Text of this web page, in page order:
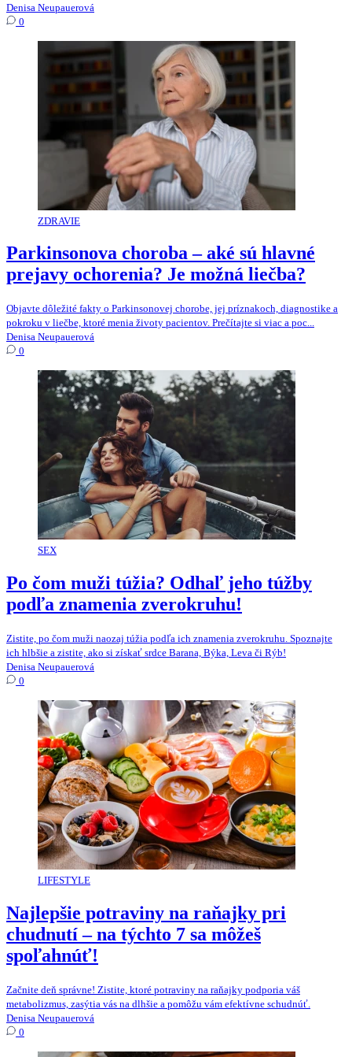
Denisa Neupauerová
0
ZDRAVIE
Parkinsonova choroba – aké sú hlavné
prejavy ochorenia? Je možná liečba?
Objavte dôležité fakty o Parkinsonovej chorobe, jej príznakoch, diagnostike a
pokroku v liečbe, ktoré menia životy pacientov. Prečítajte si viac a poc...
Denisa Neupauerová
0
SEX
Po čom muži túžia? Odhaľ jeho túžby
podľa znamenia zverokruhu!
Zistite, po čom muži naozaj túžia podľa ich znamenia zverokruhu. Spoznajte
ich hlbšie a zistite, ako si získať srdce Barana, Býka, Leva či Rýb!
Denisa Neupauerová
0
LIFESTYLE
Najlepšie potraviny na raňajky pri
chudnutí – na týchto 7 sa môžeš
spoľahnúť!
Začnite deň správne! Zistite, ktoré potraviny na raňajky podporia váš
metabolizmus, zasýtia vás na dlhšie a pomôžu vám efektívne schudnúť.
Denisa Neupauerová
0